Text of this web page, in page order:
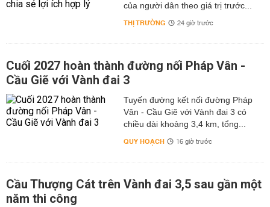
của người dân theo giá trị trước...
THỊ TRƯỜNG 24 giờ trước
Cuối 2027 hoàn thành đường nối Pháp Vân -
Cầu Giẽ với Vành đai 3
Tuyến đường kết nối đường Pháp
Vân - Cầu Giẽ với Vành đai 3 có
chiều dài khoảng 3,4 km, tổng...
QUY HOẠCH 16 giờ trước
Cầu Thượng Cát trên Vành đai 3,5 sau gần một
năm thi công